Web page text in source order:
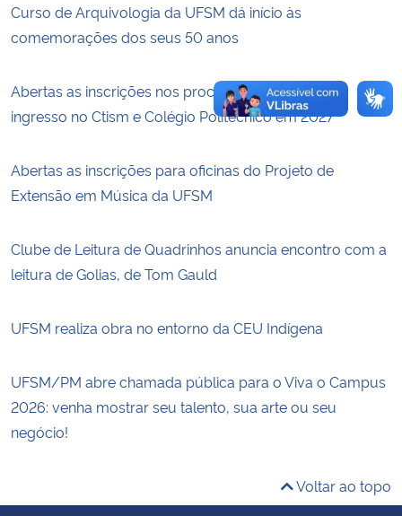
Curso de Arquivologia da UFSM dá início às
comemorações dos seus 50 anos
Abertas as inscrições nos processos seletivos para
ingresso no Ctism e Colégio Politécnico em 2027
Abertas as inscrições para oficinas do Projeto de
Extensão em Música da UFSM
Clube de Leitura de Quadrinhos anuncia encontro com a
leitura de Golias, de Tom Gauld
UFSM realiza obra no entorno da CEU Indígena
UFSM/PM abre chamada pública para o Viva o Campus
2026: venha mostrar seu talento, sua arte ou seu
negócio!
Voltar ao topo